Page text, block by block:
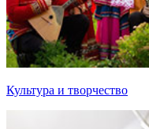
Культура и творчество